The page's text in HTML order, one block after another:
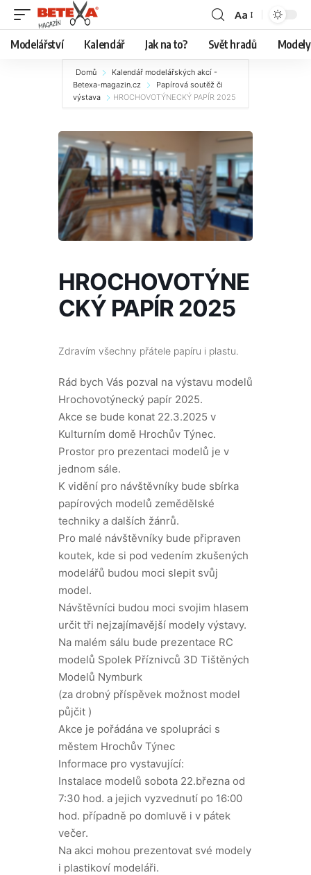
Aa
Modelářství Kalendář Jak na to? Svět hradů
Domů
Kalendář modelářských akcí -
Betexa-magazin.cz
Papírová soutěž či
výstava
HROCHOVOTÝNECKÝ PAPÍR 2025
HROCHOVOTÝNE
CKÝ PAPÍR 2025
Zdravím všechny přátele papíru i plastu.
Rád bych Vás pozval na výstavu modelů
Hrochovotýnecký papír 2025.
Akce se bude konat 22.3.2025 v
Kulturním domě Hrochův Týnec.
Prostor pro prezentaci modelů je v
jednom sále.
K vidění pro návštěvníky bude sbírka
papírových modelů zemědělské
techniky a dalších žánrů.
Pro malé návštěvníky bude připraven
koutek, kde si pod vedením zkušených
modelářů budou moci slepit svůj
model.
Návštěvníci budou moci svojim hlasem
určit tři nejzajímavější modely výstavy.
Na malém sálu bude prezentace RC
modelů Spolek Příznivců 3D Tištěných
Modelů Nymburk
(za drobný příspěvek možnost model
půjčit )
Akce je pořádána ve spolupráci s
městem Hrochův Týnec
Informace pro vystavující:
Instalace modelů sobota 22.března od
7:30 hod. a jejich vyzvednutí po 16:00
hod. případně po domluvě i v pátek
večer.
Na akci mohou prezentovat své modely
i plastikoví modeláři.